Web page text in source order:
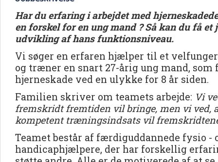
Har du erfaring i arbejdet med
en forskel for en ung mand ? Så kan du få
udvikling af hans funktionsniveau.
Vi søger en erfaren hjælper til et
og træner en snart 27-årig ung mand,
hjerneskade ved en ulykke for 8 år siden.
Familien skriver om teamets arbejde: Vi
fremskridt fremtiden vil bringe, men vi ved,
kompetent træningsindsats vil
Teamet består af færdiguddannede fysio -
handicaphjælpere, der har forskellig